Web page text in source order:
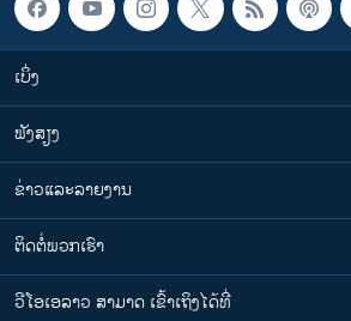
ເບິ່ງ
ຟັງສຽງ
ຂ່າວແລະລາຍງານ
ຕິດຕໍ່ພວກເຮົາ
ວີໂອເອລາວ ສາມາດ ເຂົ້າເຖິງໄດ້ທີ່